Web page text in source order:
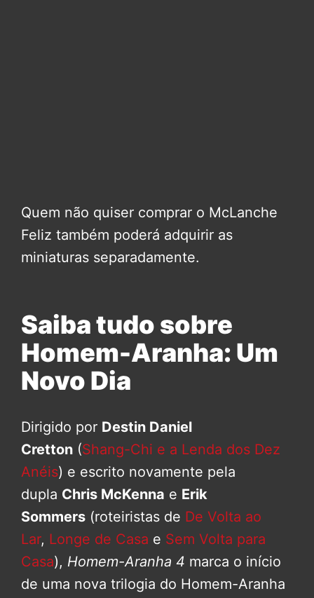
Quem não quiser comprar o McLanche
Feliz também poderá adquirir as
miniaturas separadamente.
Saiba tudo sobre
Homem-Aranha: Um
Novo Dia
Dirigido por Destin Daniel
Cretton (Shang-Chi e a Lenda dos Dez
Anéis) e escrito novamente pela
dupla Chris McKenna e Erik
Sommers (roteiristas de De Volta ao
Lar, Longe de Casa e Sem Volta para
Casa), Homem-Aranha 4 marca o início
de uma nova trilogia do Homem-Aranha